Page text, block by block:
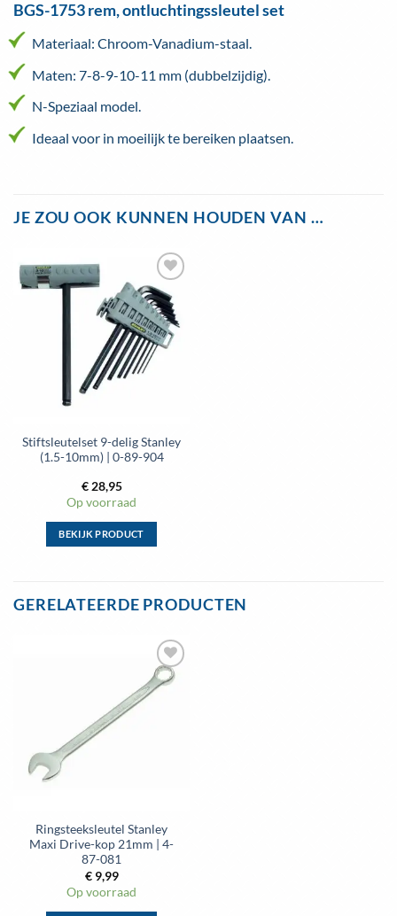
BGS-1753 rem, ontluchtingssleutel set
Materiaal: Chroom-Vanadium-staal.
Maten: 7-8-9-10-11 mm (dubbelzijdig).
N-Speziaal model.
Ideaal voor in moeilijk te bereiken plaatsen.
JE ZOU OOK KUNNEN HOUDEN VAN …
Toevoegen
aan
wenslijst
Stiftsleutelset 9-delig Stanley
(1.5-10mm) | 0-89-904
€28,95
Op voorraad
BEKIJK PRODUCT
meerdere
gekozen
worden
GERELATEERDE PRODUCTEN
Toevoegen
aan
wenslijst
Ringsteeksleutel Stanley
Maxi Drive-kop 21mm | 4-
87-081
€9,99
Op voorraad